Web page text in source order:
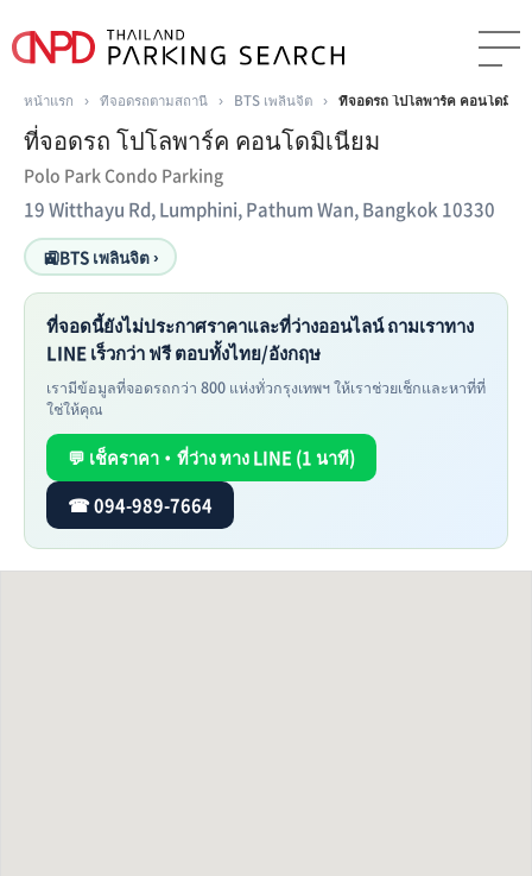
หน้าแรก › ที่จอดรถตามสถานี › BTS เพลินจิต › ที่จอดรถ โปโลพาร์ค คอนโดมิเนี
ที่จอดรถ โปโลพาร์ค คอนโดมิเนียม
Polo Park Condo Parking
19 Witthayu Rd, Lumphini, Pathum Wan, Bangkok 10330
🚉BTS เพลินจิต ›
ที่จอดนี้ยังไม่ประกาศราคาและที่ว่างออนไลน์ ถามเราทาง
LINE เร็วกว่า ฟรี ตอบทั้งไทย/อังกฤษ
เรามีข้อมูลที่จอดรถกว่า 800 แห่งทั่วกรุงเทพฯ ให้เราช่วยเช็กและหาที่ที่
ใช่ให้คุณ
💬 เช็คราคา・ที่ว่าง ทาง LINE (1 นาที)
☎ 094-989-7664